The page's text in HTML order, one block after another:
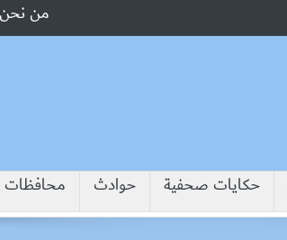
من نحن
حكايات صحفية حوادث محافظات